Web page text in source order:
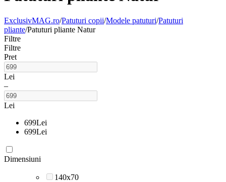
ExclusivMAG.ro/Patuturi copii/Modele patuturi/Patuturi
pliante/Patuturi pliante Natur
Filtre
Filtre
Pret
Lei
–
Lei
699Lei
699Lei
Dimensiuni
140x70